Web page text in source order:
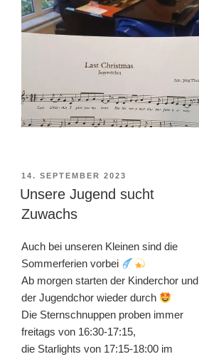
VERÖFFENTLICHT
AM
14. SEPTEMBER 2023
Unsere Jugend sucht
Zuwachs
Auch bei unseren Kleinen sind die
Sommerferien vorbei
Ab morgen starten der Kinderchor und
der Jugendchor wieder durch
Die Sternschnuppen proben immer
freitags von 16:30-17:15,
die Starlights von 17:15-18:00 im